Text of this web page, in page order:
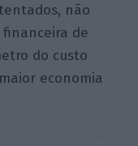
não
de
do custo
economia